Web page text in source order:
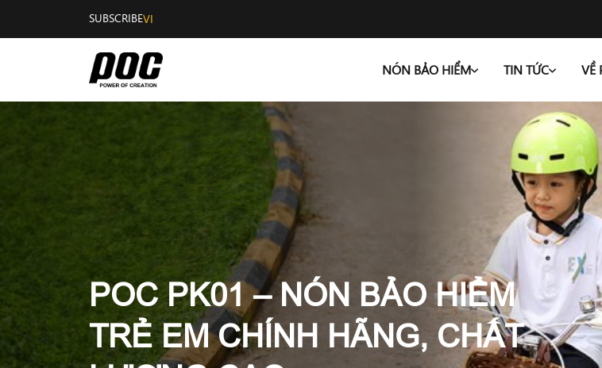
SUBSCRIBEVI
NÓN BẢO HIỂM TIN TỨC VỀ
POC PK01 – NÓN BẢO HIỂM
TRẺ EM CHÍNH HÃNG, CHẤT